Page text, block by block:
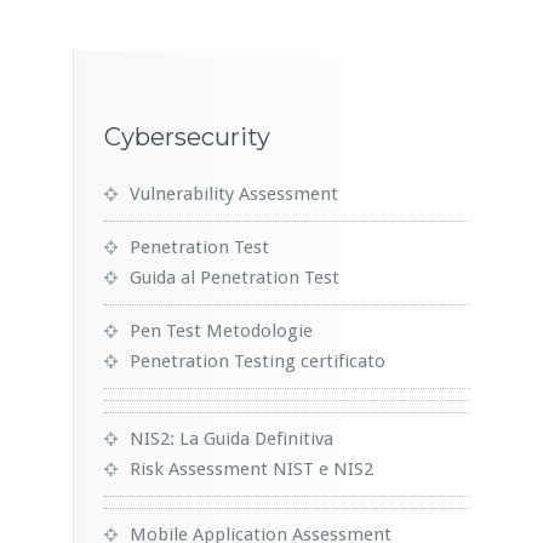
Cybersecurity
Vulnerability Assessment
Penetration Test
Guida al Penetration Test
Pen Test Metodologie
Penetration Testing certificato
NIS2: La Guida Definitiva
Risk Assessment NIST e NIS2
Mobile Application Assessment